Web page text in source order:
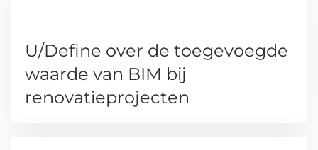
U/Define over de toegevoegde
waarde van BIM bij
renovatieprojecten